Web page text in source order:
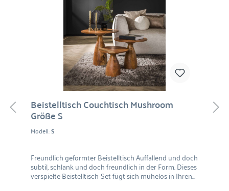
Beistelltisch Couchtisch Mushroom
Größe S
Modell:S
Freundlich geformter Beistelltisch Auffallend und doch
subtil, schlank und doch freundlich in der Form. Dieses
verspielte Beistelltisch-Set fügt sich mühelos in Ihren
Wohnstil ein. Das stilvolle Design mit dem organisch